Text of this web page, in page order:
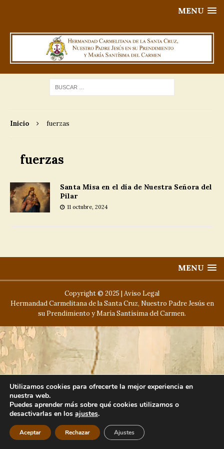
MENU
Inicio fuerzas
fuerzas
Santa Misa en el día de Nuestra Señora del
Pilar
11 octubre, 2024
MENU
Copyright © 2025 | Aviso Legal
Hermandad Carmelitana de la Santa Cruz, Nuestro Padre Jesús en
su Prendimiento y María Santísima del Carmen.
Utilizamos cookies para ofrecerte la mejor experiencia en
nuestra web.
Puedes aprender más sobre qué cookies utilizamos o
desactivarlas en los ajustes.
Aceptar Rechazar Ajustes